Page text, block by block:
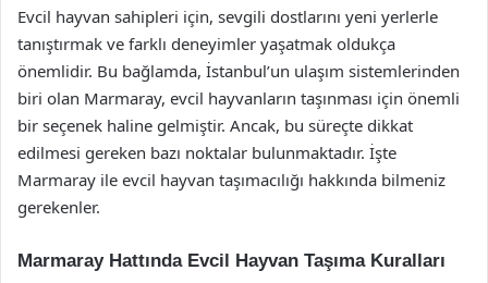
Evcil hayvan sahipleri için, sevgili dostlarını yeni yerlerle
tanıştırmak ve farklı deneyimler yaşatmak oldukça
önemlidir. Bu bağlamda, İstanbul’un ulaşım sistemlerinden
biri olan Marmaray, evcil hayvanların taşınması için önemli
bir seçenek haline gelmiştir. Ancak, bu süreçte dikkat
edilmesi gereken bazı noktalar bulunmaktadır. İşte
Marmaray ile evcil hayvan taşımacılığı hakkında bilmeniz
gerekenler.
Marmaray Hattında Evcil Hayvan Taşıma Kuralları